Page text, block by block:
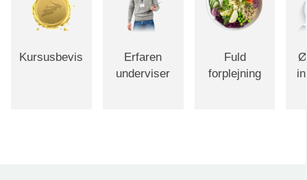
Kursusbevis
Erfaren
underviser
Fuld
forplejning